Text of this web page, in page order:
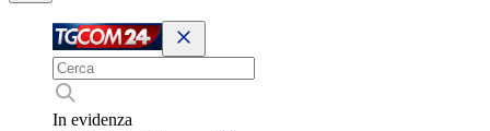
In evidenza